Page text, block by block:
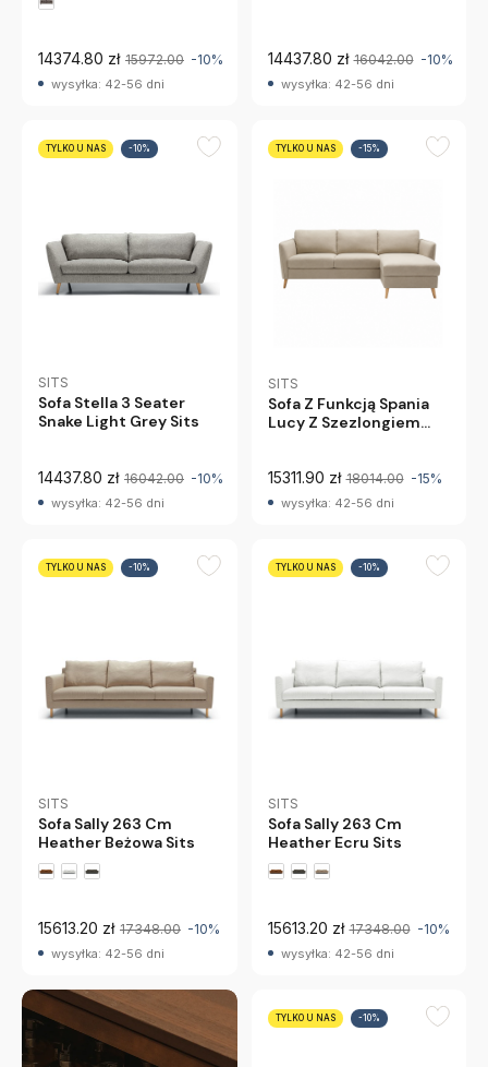
14374.80 zł 15972.00 -10%
wysyłka: 42-56 dni
14437.80 zł 16042.00 -10%
wysyłka: 42-56 dni
TYLKO U NAS -10%
SITS
Sofa Stella 3 Seater
Snake Light Grey Sits
14437.80 zł 16042.00 -10%
wysyłka: 42-56 dni
TYLKO U NAS -15%
SITS
Sofa Z Funkcją Spania
Lucy Z Szezlongiem
15311.90 zł 18014.00 -15%
wysyłka: 42-56 dni
TYLKO U NAS -10%
SITS
Sofa Sally 263 Cm
Heather Beżowa Sits
15613.20 zł 17348.00 -10%
wysyłka: 42-56 dni
TYLKO U NAS -10%
SITS
Sofa Sally 263 Cm
Heather Ecru Sits
15613.20 zł 17348.00 -10%
wysyłka: 42-56 dni
TYLKO U NAS -10%